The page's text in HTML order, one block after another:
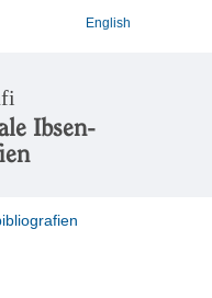
English
Ibsen-